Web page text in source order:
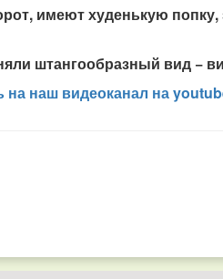
имеют худенькую
штангообразный вид −
наш видео­канал на